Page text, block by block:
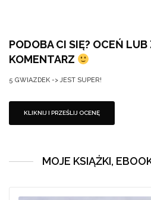
PODOBA CI SIĘ? OCEŃ
KOMENTARZ
5 GWIAZDEK -> JEST SUPER!
MOJE KSIĄŻKI,